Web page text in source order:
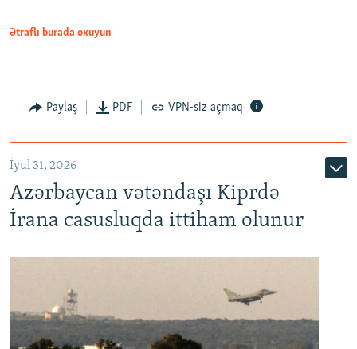
Ətraflı burada oxuyun
Paylaş PDF VPN-siz açmaq
İyul 31, 2026
Azərbaycan vətəndaşı Kiprdə
İrana casusluqda ittiham olunur